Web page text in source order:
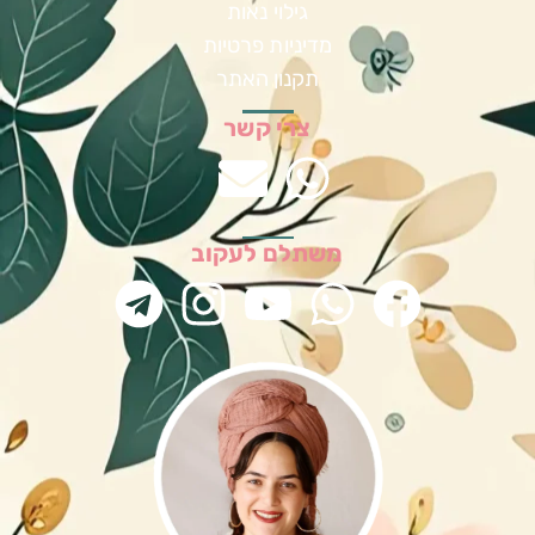
גילוי נאות
מדיניות פרטיות
תקנון האתר
צרי קשר
משתלם לעקוב